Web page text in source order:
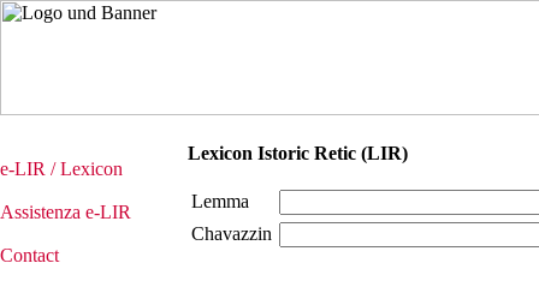
e-LIR / Lexicon
Assistenza e-LIR
Contact
Lexicon Istoric Retic (LIR)
Lemma
Chavazzin